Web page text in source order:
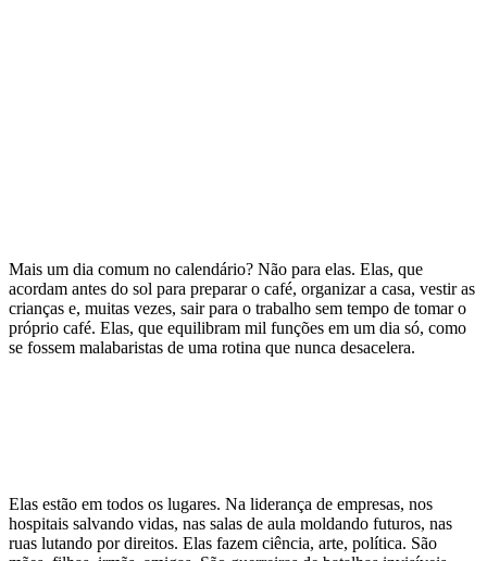
Mais um dia comum no calendário? Não para elas. Elas, que
acordam antes do sol para preparar o café, organizar a casa, vestir as
crianças e, muitas vezes, sair para o trabalho sem tempo de tomar o
próprio café. Elas, que equilibram mil funções em um dia só, como
se fossem malabaristas de uma rotina que nunca desacelera.
Elas estão em todos os lugares. Na liderança de empresas, nos
hospitais salvando vidas, nas salas de aula moldando futuros, nas
ruas lutando por direitos. Elas fazem ciência, arte, política. São